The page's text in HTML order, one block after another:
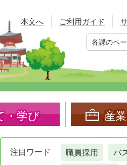
本文へ ご利用ガイド
各課のペ
・学び 産
注目 ワード 職員採用 バ